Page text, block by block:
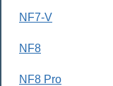
NF7-V
NF8
NF8 Pro